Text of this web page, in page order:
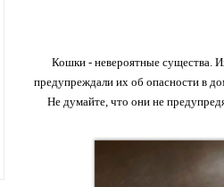
Кошки - невероятные существа.
предупреждали их об опасности в
Не думайте, что они не